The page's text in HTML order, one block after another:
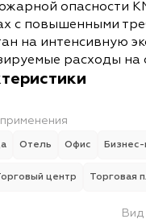
опасности
с повышенными
на интенсивную
расходы
Отель Офис
центр Торговая
Вид